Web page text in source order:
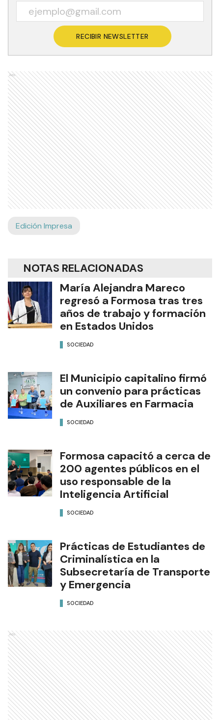
RECIBIR NEWSLETTER
Ads
Edición Impresa
NOTAS RELACIONADAS
María Alejandra Mareco
regresó a Formosa tras tres
años de trabajo y formación
en Estados Unidos
SOCIEDAD
El Municipio capitalino firmó
un convenio para prácticas
de Auxiliares en Farmacia
SOCIEDAD
Formosa capacitó a cerca de
200 agentes públicos en el
uso responsable de la
Inteligencia Artificial
SOCIEDAD
Prácticas de Estudiantes de
Criminalística en la
Subsecretaría de Transporte
y Emergencia
SOCIEDAD
Ads